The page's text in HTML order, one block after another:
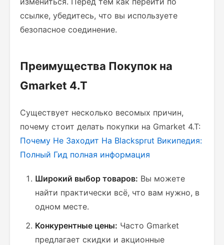
ссылке, убедитесь, что вы используете
безопасное соединение.
Преимущества Покупок на
Gmarket 4.T
Существует несколько весомых причин,
почему стоит делать покупки на Gmarket 4.T:
Почему Не Заходит На Blacksprut Википедия:
Полный Гид полная информация
Широкий выбор товаров: Вы можете
найти практически всё, что вам нужно, в
одном месте.
Конкурентные цены: Часто Gmarket
предлагает скидки и акционные